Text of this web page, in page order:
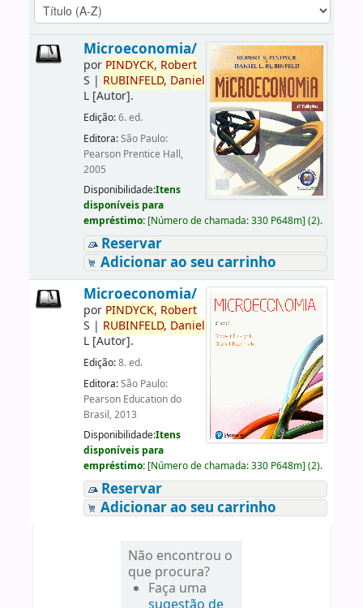
Microeconomia/
por PINDYCK, Robert
S | RUBINFELD, Daniel
L[Autor].
Edição:6. ed.
Editora:São Paulo:
Pearson Prentice Hall,
2005
Disponibilidade:Itens
disponíveis para
empréstimo: [Número de chamada:330 P648m] (2).
Reservar
Adicionar ao seu carrinho
Microeconomia/
por PINDYCK, Robert
S | RUBINFELD, Daniel
L[Autor].
Edição:8. ed.
Editora:São Paulo:
Pearson Education do
Brasil, 2013
Disponibilidade:Itens
disponíveis para
empréstimo: [Número de chamada:330 P648m] (2).
Reservar
Adicionar ao seu carrinho
Não encontrou o
que procura?
Faça uma